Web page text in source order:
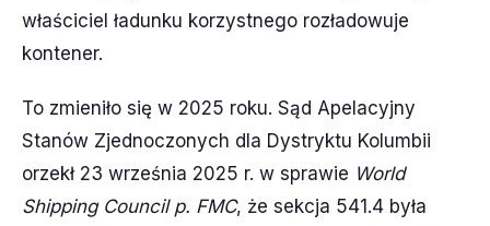
właściciel ładunku korzystnego rozładowuje
kontener.
To zmieniło się w 2025 roku. Sąd Apelacyjny
Stanów Zjednoczonych dla Dystryktu Kolumbii
orzekł 23 września 2025 r. w sprawie World
Shipping Council p. FMC, że sekcja 541.4 była